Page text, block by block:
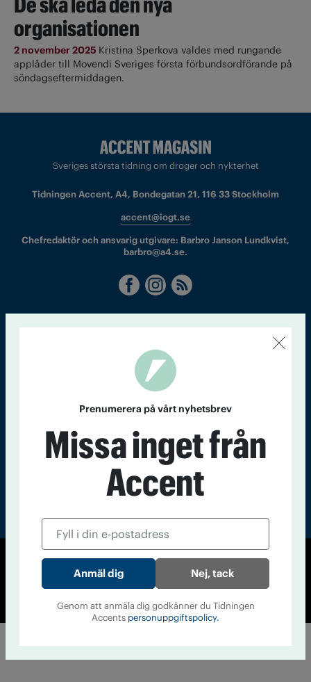
organisationen
2 november 2025 Kristina Sperkova valdes med rungande
applåder till Movendi Sveriges första förbundsordförande på
söndagseftermiddagen.
Sveriges största tidning om droger och nykterhet
Tidningen Accent, A4, Bondegatan 21, 116 33 Stockholm
accent@iogt.se
Chefredaktör och ansvarig utgivare: Barbro Janson Lundkvist,
barbro@a4.se.
Accent
© Tidningen Accent 2026
Cookiepolicy
Personuppgiftspolicy
Prenumerera på vårt nyhetsbrev
Missa inget från
Accent
Nej, tack
Genom att anmäla dig godkänner du Tidningen
Accents personuppgiftspolicy.